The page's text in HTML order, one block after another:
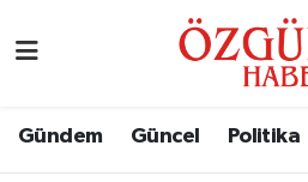
Gündem Güncel Politika
Nöbetçi Eczaneler